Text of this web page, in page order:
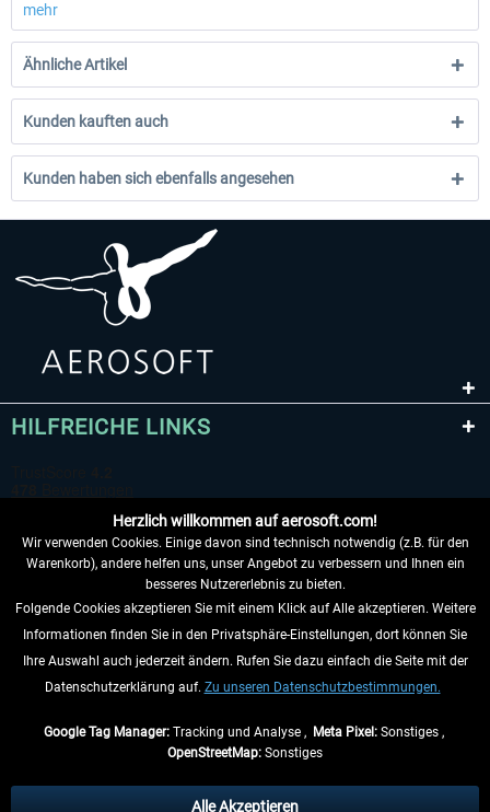
mehr
Ähnliche Artikel
Kunden kauften auch
Kunden haben sich ebenfalls angesehen
HILFREICHE LINKS
VERTRAG WIDERRUFEN
INFORMATIONEN
anders beschrieben.
Herzlich willkommen auf aerosoft.com!
Wir verwenden Cookies. Einige davon sind technisch notwendig (z.B. für den
Warenkorb), andere helfen uns, unser Angebot zu verbessern und Ihnen ein
besseres Nutzererlebnis zu bieten.
Folgende Cookies akzeptieren Sie mit einem Klick auf Alle akzeptieren. Weitere
Informationen finden Sie in den Privatsphäre-Einstellungen, dort können Sie
Ihre Auswahl auch jederzeit ändern. Rufen Sie dazu einfach die Seite mit der
Datenschutzerklärung auf. Zu unseren Datenschutzbestimmungen.
Google Tag Manager:Tracking und Analyse , Meta Pixel:Sonstiges ,
OpenStreetMap: Sonstiges
Alle Akzeptieren